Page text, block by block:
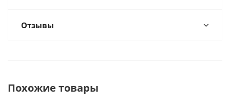
Отзывы
Похожие товары